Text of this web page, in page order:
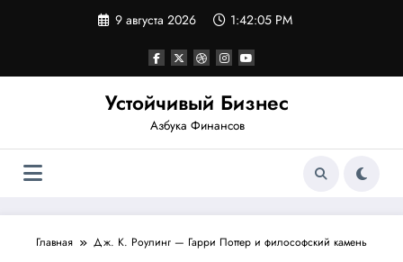
9 августа 2026 1:42:05 PM
Устойчивый Бизнес
Азбука Финансов
Главная Дж. К. Роулинг — Гарри Поттер и философский камень